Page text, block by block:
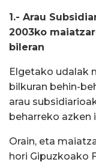
1.- Arau
2003ko
bileran
Elgetako udalak
bilkuran behin-
arau
beharreko azken
Orain, eta
hori Gipuzkoako